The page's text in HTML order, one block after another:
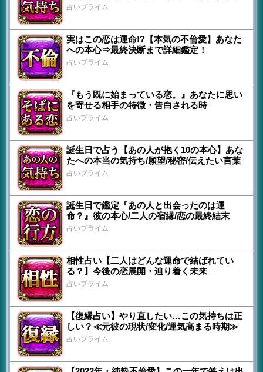
占いプライム
実はこの恋は運命!?【本気の不倫愛】あなた
への本心⇒最終決断まで詳細鑑定！
占いプライム
『もう既に始まっている恋。』あなたに思い
を寄せる相手の特徴・告白される時
占いプライム
誕生日で占う【あの人が抱く10の本心】あな
たへの本当の気持ち/願望/秘密/伝えたい言葉
占いプライム
誕生日で鑑定『あの人と出会ったのは運
命？』彼の本心/二人の宿縁/恋の最終結末
占いプライム
相性占い【二人はどんな運命で結ばれてい
る？】今後の恋展開・辿り着く未来
占いプライム
【復縁占い】やり直したい…この気持ちは正
しい？≪元彼の現状/変化/運気高まる時期≫
占いプライム